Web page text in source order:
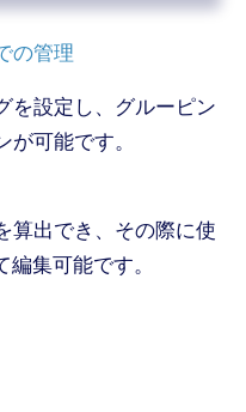
の管理
を設定し、グルーピン
可能です。
算出でき、その際に使
集可能です。